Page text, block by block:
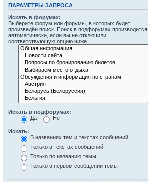
ПАРАМЕТРЫ ЗАПРОСА
Искать в форумах:
Выберите форум или форумы, в которых будет
произведён поиск. Поиск в подфорумах производится
автоматически, если вы не отключили
соответствующую опцию ниже.
Искать в подфорумах:
Да
Нет
Искать:
В названиях тем и текстах сообщений
Только в текстах сообщений
Только по названию темы
Только в первом сообщении темы